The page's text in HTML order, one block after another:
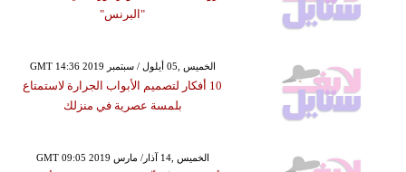
"البرنس"
GMT 14:36 2019 الخميس ,05 أيلول / سبتمبر
10 أفكار لتصميم الأبواب الجرارة لاستمتاع
بلمسة عصرية في منزلك
GMT 09:05 2019 الخميس ,14 آذار/ مارس